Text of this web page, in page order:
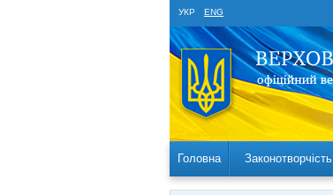
УКР ENG
Головна Законотворчість